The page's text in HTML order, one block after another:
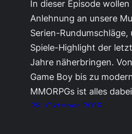
In dieser Episode
Anlehnung an unsere
Serien-Rundumschläge,
Spiele-Highlight der
Jahre näherbringen.
Game Boy bis zu
MMORPGs ist alles
28. Oktober 2019